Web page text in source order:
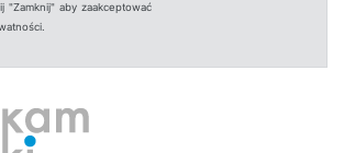
"Zamknij" aby zaakceptować